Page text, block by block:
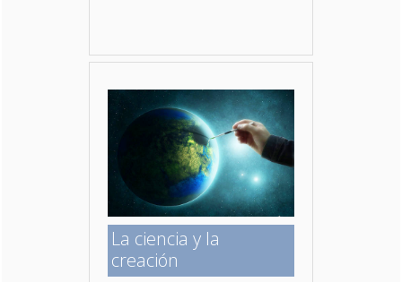
La ciencia y la
creación